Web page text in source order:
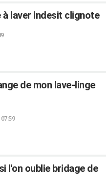
à laver indesit clignote
de mon lave-linge
l'on oublie bridage de